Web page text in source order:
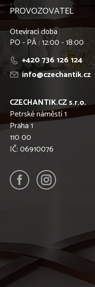
PROVOZOVATEL
Otevírací doba
PO - PÁ : 12:00 - 18:00
+420 736 126 124
info@czechantik.cz
CZECHANTIK.CZ s.r.o.
Petrské náměstí 1
Praha 1
110 00
IČ: 06910076